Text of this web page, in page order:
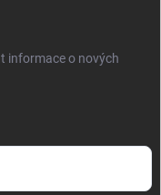
informace o nových